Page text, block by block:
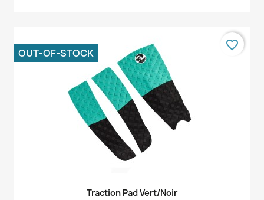
Aperçu rapide
Traction Pad Vert/noir
OUT-OF-STOCK
favorite_border